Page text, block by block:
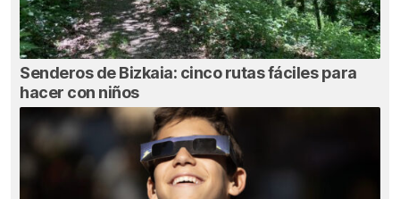
Senderos de Bizkaia: cinco rutas fáciles para
hacer con niños